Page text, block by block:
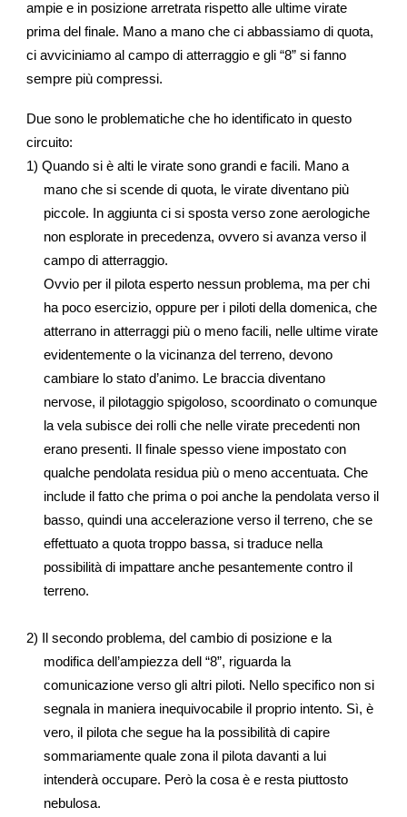
ampie e in posizione arretrata rispetto alle ultime virate
prima del finale. Mano a mano che ci abbassiamo di quota,
ci avviciniamo al campo di atterraggio e gli “8” si fanno
sempre più compressi.
Due sono le problematiche che ho identificato in questo
circuito:
1) Quando si è alti le virate sono grandi e facili. Mano a
mano che si scende di quota, le virate diventano più
piccole. In aggiunta ci si sposta verso zone aerologiche
non esplorate in precedenza, ovvero si avanza verso il
campo di atterraggio.
Ovvio per il pilota esperto nessun problema, ma per chi
ha poco esercizio, oppure per i piloti della domenica, che
atterrano in atterraggi più o meno facili, nelle ultime virate
evidentemente o la vicinanza del terreno, devono
cambiare lo stato d’animo. Le braccia diventano
nervose, il pilotaggio spigoloso, scoordinato o comunque
la vela subisce dei rolli che nelle virate precedenti non
erano presenti. Il finale spesso viene impostato con
qualche pendolata residua più o meno accentuata. Che
include il fatto che prima o poi anche la pendolata verso il
basso, quindi una accelerazione verso il terreno, che se
effettuato a quota troppo bassa, si traduce nella
possibilità di impattare anche pesantemente contro il
terreno.
2) Il secondo problema, del cambio di posizione e la
modifica dell’ampiezza dell “8”, riguarda la
comunicazione verso gli altri piloti. Nello specifico non si
segnala in maniera inequivocabile il proprio intento. Sì, è
vero, il pilota che segue ha la possibilità di capire
sommariamente quale zona il pilota davanti a lui
intenderà occupare. Però la cosa è e resta piuttosto
nebulosa.